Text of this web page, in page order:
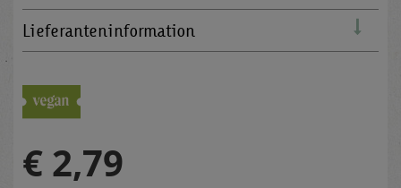
Lieferanteninformation
€ 2,79